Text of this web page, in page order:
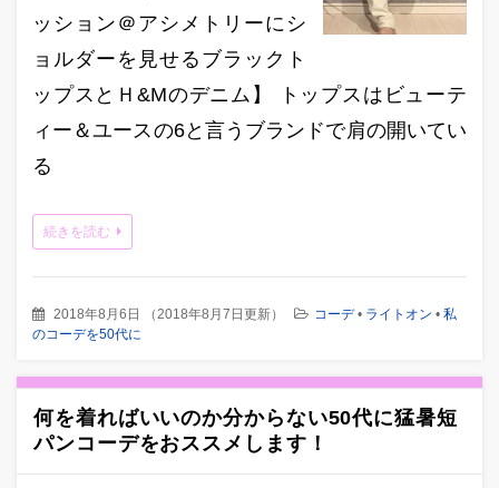
ッション＠アシメトリーにシ
ョルダーを見せるブラックト
ップスとＨ&Mのデニム】 トップスはビューテ
ィー＆ユースの6と言うブランドで肩の開いてい
る
続きを読む
2018年8月6日 （2018年8月7日更新） コーデ• ライトオン • 私
のコーデを50代に
何を着ればいいのか分からない50代に猛暑短
パンコーデをおススメします！